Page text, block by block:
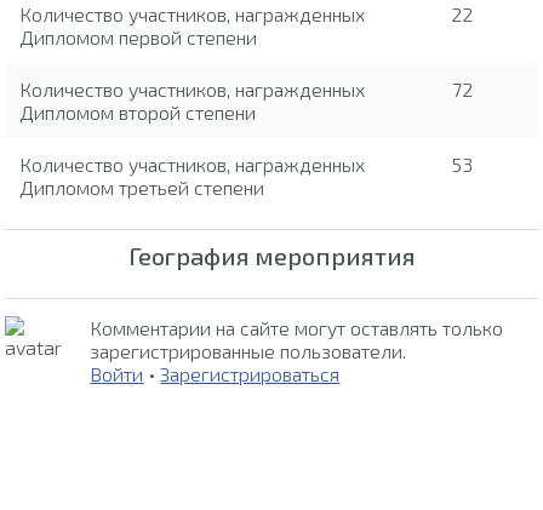
Количество участников, награжденных
Дипломом первой степени
22
Количество участников, награжденных
Дипломом второй степени
72
Количество участников, награжденных
Дипломом третьей степени
53
География мероприятия
Комментарии на сайте могут оставлять только
зарегистрированные пользователи.
Войти •Зарегистрироваться